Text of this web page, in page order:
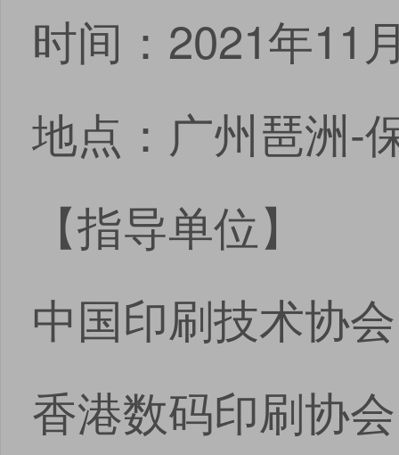
时间：2021年11
地点：广州琶洲-
【指导单位】
中国印刷技术协会
香港数码印刷协会